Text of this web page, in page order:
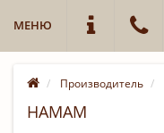
МЕНЮ
Производитель
HAMAM